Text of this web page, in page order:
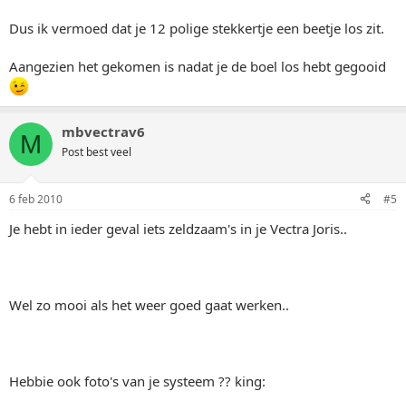
Dus ik vermoed dat je 12 polige stekkertje een beetje los zit.
Aangezien het gekomen is nadat je de boel los hebt gegooid
M mbvectrav6
Post best veel
6 feb 2010 #5
Je hebt in ieder geval iets zeldzaam's in je Vectra Joris..
Wel zo mooi als het weer goed gaat werken..
Hebbie ook foto's van je systeem ?? king: